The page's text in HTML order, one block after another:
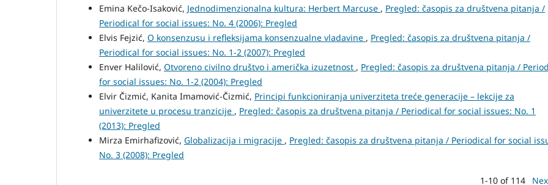
Emina Kečo-Isaković, Jednodimenzionalna kultura: Herbert Marcuse , Pregled: časopis za društvena pitanja /
Periodical for social issues: No. 4 (2006): Pregled
Elvis Fejzić, O konsenzusu i refleksijama konsenzualne vladavine , Pregled: časopis za društvena pitanja /
Periodical for social issues: No. 1-2 (2007): Pregled
Enver Halilović, Otvoreno civilno društvo i američka izuzetnost , Pregled: časopis za društvena pitanja /
for social issues: No. 1-2 (2004): Pregled
Elvir Čizmić, Kanita Imamović-Čizmić, Principi funkcioniranja univerziteta treće generacije – lekcije za
univerzitete u procesu tranzicije , Pregled: časopis za društvena pitanja / Periodical for social issues: No. 1
(2013): Pregled
Mirza Emirhafizović, Globalizacija i migracije , Pregled: časopis za društvena pitanja / Periodical for social
No. 3 (2008): Pregled
1-10 of 114